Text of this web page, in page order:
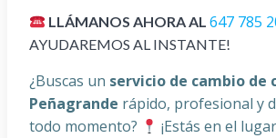
LLÁMANOS AHORA AL647 785
AYUDAREMOS AL INSTANTE!
¿Buscas un servicio de cambio de
Peñagrande rápido, profesional y
todo momento?
¡Estás en el